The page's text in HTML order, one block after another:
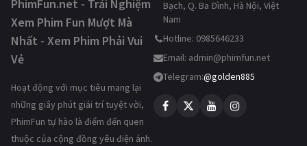
PhimFun.net - Trải Nghiệm
Xem Phim Fun Mượt Mà
Nhất - Xem Phim Phải Vui
Vẻ
Hoạt động với mục tiêu mang lại
những giây phút giải trí tuyệt vời,
PhimFun tự hào là điểm đến quen
thuộc của cộng đồng yêu điện ảnh.
Bạch, Q. Ba Đình, Hà Nội, Việt
Nam
Hotline: 0985646233
Email: admin@phimfun.net
Telegram:@golden885